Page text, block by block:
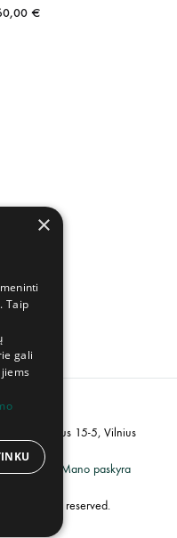
€
All rights reserved.
Popieriaus 15-5, Vilnius
Mano paskyra
×
Taip
gali